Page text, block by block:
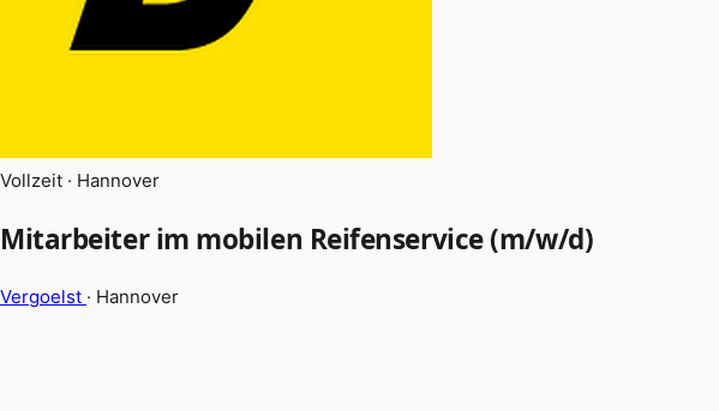
Vollzeit · Hannover
Mitarbeiter im mobilen Reifenservice (m/w/d)
Vergoelst · Hannover